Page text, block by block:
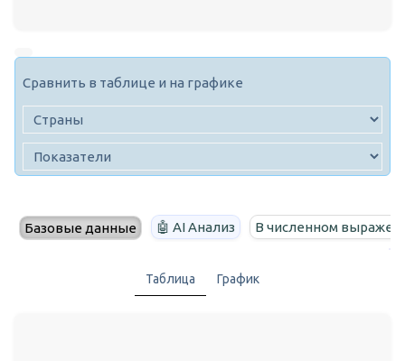
Сравнить в таблице и на графике
Базовые данные 🤖 AI Анализ В численном
Таблица График